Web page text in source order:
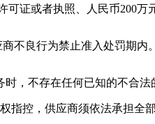
证或者执照、人民币200万
不良行为禁止准入处罚期内。
，不存在任何已知的不合
指控，供应商须依法承担全部